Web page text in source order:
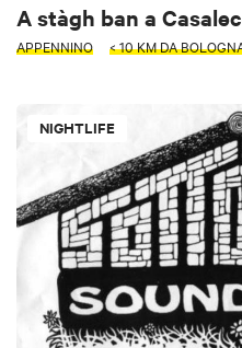
A stàgh ban a
APPENNINO < 10 KM DA
NIGHTLIFE